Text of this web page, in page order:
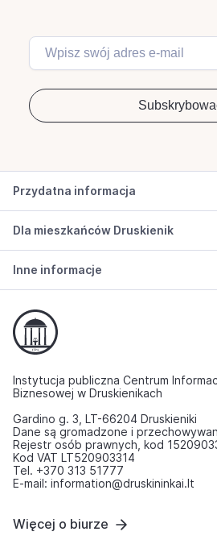
Przydatna informacja
Dla mieszkańców Druskienik
Inne informacje
Instytucja publiczna Centrum
Biznesowej w Druskienikach
Gardino g. 3, LT-66204 Druskieniki
Dane są gromadzone i
Rejestr osób prawnych, kod
Kod VAT LT520903314
Tel. +370 313 51777
E-mail: information@druskininkai.lt
Więcej o biurze